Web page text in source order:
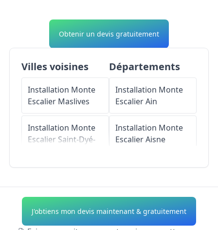
Obtenir un devis gratuitement
Villes voisines
Installation Monte
Escalier Maslives
Installation Monte
Escalier Saint-Dyé-
EscalierMontlivault
Installation Monte
EscalierHuisseau-
Départements
Installation Monte
EscalierAin
Installation Monte
EscalierAisne
Installation Monte
EscalierAlpes-de-
Haute-Provence
J'obtiens mon devis maintenant & gratuitement